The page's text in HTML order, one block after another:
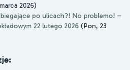
2026)
po ulicach?! No problemo! –
22 lutego 2026 (Pon, 23